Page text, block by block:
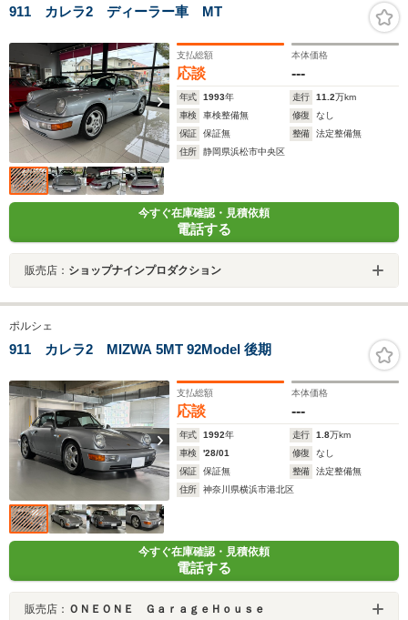
911 カレラ2 ディーラー車 MT
支払総額
応談
本体価格
---
年式 1993年 走行 11.2万km
車検
車検整備無 修復
なし
保証
保証無 整備
法定整備無
住所
静岡県浜松市中央区
今すぐ在庫確認・見積依頼
電話する
販売店： ショップナインプロダクション
ポルシェ
911 カレラ2 MIZWA 5MT 92Model 後期
支払総額
応談
本体価格
---
年式 1992年 走行 1.8万km
車検
'28/01 修復
なし
保証
保証無 整備
法定整備無
住所
神奈川県横浜市港北区
今すぐ在庫確認・見積依頼
電話する
販売店： ＯＮＥＯＮＥ ＧａｒａｇｅＨｏｕｓｅ